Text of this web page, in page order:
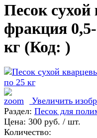
Песок
фракция
кг (Код: )
Увеличить
Раздел: Песок для
Цена: 300 руб. / шт.
Количество: